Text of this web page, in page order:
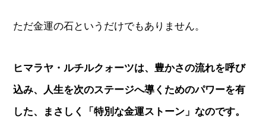
ただ金運の石というだけでもありません。
ヒマラヤ・ルチルクォーツは、豊かさの流れを呼び
込み、人生を次のステージへ導くためのパワーを有
した、まさしく「特別な金運ストーン」なのです。